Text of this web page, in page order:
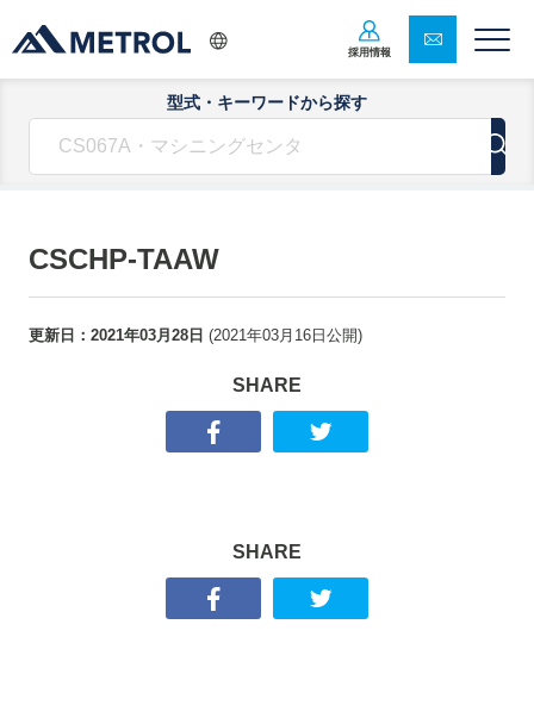
採用情報
型式・キーワードから探す
CSCHP-TAAW
更新日： 2021年03月28日 (2021年03月16日 公開)
SHARE
SHARE